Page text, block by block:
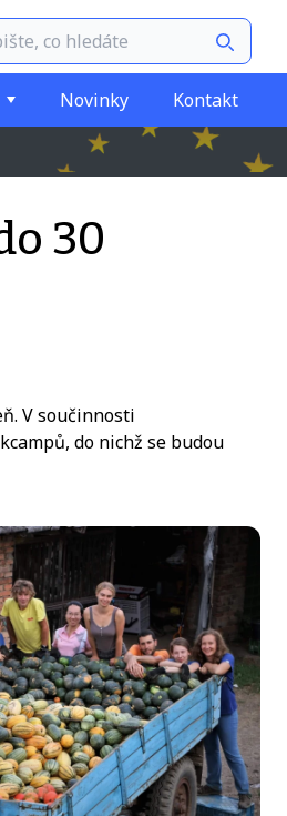
Novinky Kontakt
30
V součinnosti
, do nichž se budou